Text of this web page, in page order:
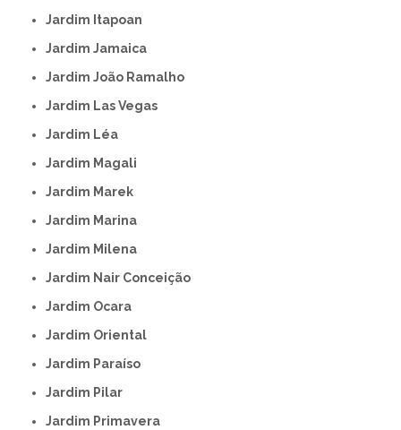
Jardim Itapoan
Jardim Jamaica
Jardim João Ramalho
Jardim Las Vegas
Jardim Léa
Jardim Magali
Jardim Marek
Jardim Marina
Jardim Milena
Jardim Nair Conceição
Jardim Ocara
Jardim Oriental
Jardim Paraíso
Jardim Pilar
Jardim Primavera